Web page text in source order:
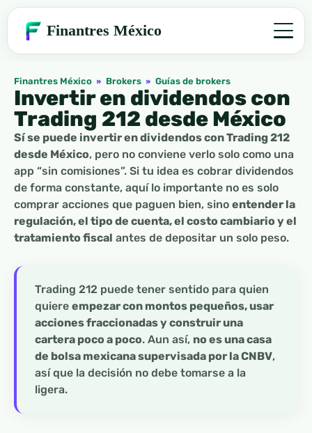
Finantres México
Finantres México » Brokers » Guías de brokers
Invertir en dividendos con
Trading 212 desde México
Sí se puede invertir en dividendos con Trading 212
desde México, pero no conviene verlo solo como una
app “sin comisiones”. Si tu idea es cobrar dividendos
de forma constante, aquí lo importante no es solo
comprar acciones que paguen bien, sino entender la
regulación, el tipo de cuenta, el costo cambiario y el
tratamiento fiscal antes de depositar un solo peso.
Trading 212 puede tener sentido para quien
quiere empezar con montos pequeños, usar
acciones fraccionadas y construir una
cartera poco a poco. Aun así, no es una casa
de bolsa mexicana supervisada por la CNBV,
así que la decisión no debe tomarse a la
ligera.